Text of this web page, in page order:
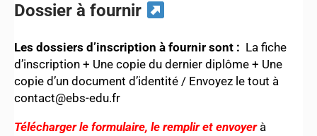
Dossier à fournir
Les dossiers d’inscription à fournir sont : La fiche
d’inscription + Une copie du dernier diplôme + Une
copie d’un document d’identité / Envoyez le tout à
contact@ebs-edu.fr
Télécharger le formulaire, le remplir et envoyerà